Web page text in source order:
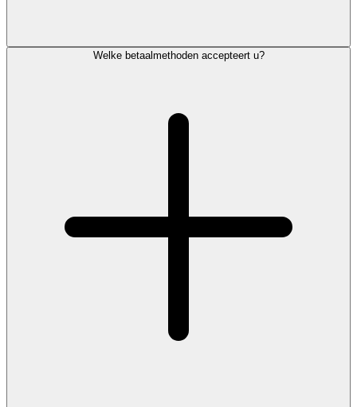
Welke betaalmethoden accepteert u?